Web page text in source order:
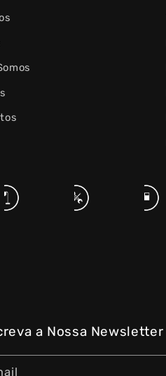
a Nossa Newsletter